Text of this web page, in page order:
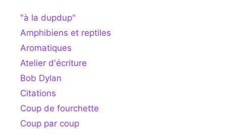
"à la dupdup"
Amphibiens et reptiles
Aromatiques
Atelier d'écriture
Bob Dylan
Citations
Coup de fourchette
Coup par coup